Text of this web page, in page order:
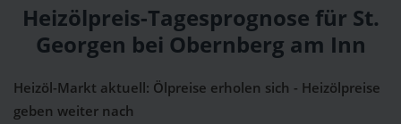
Heizölpreis-Tagesprognose für St.
Georgen bei Obernberg am Inn
Heizöl-Markt aktuell: Ölpreise erholen sich - Heizölpreise
geben weiter nach